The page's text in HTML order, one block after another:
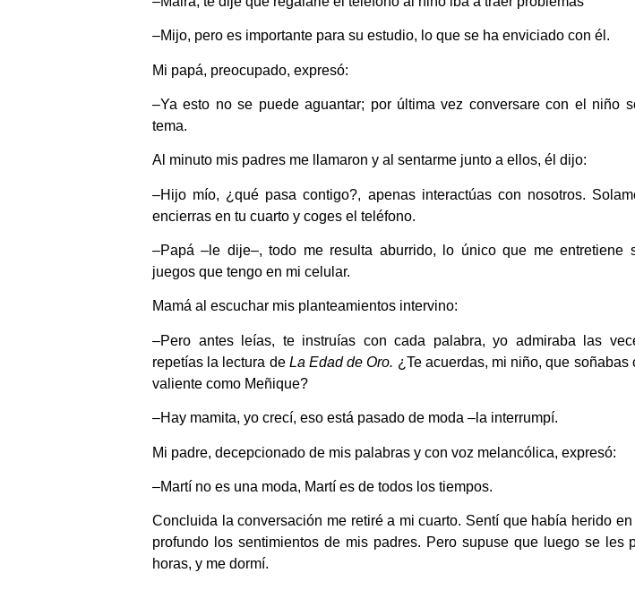
–Mijo, pero es importante para su estudio, lo que se ha enviciado con él.
Mi papá, preocupado, expresó:
–Ya esto no se puede aguantar; por última vez conversare con el niño
tema.
Al minuto mis padres me llamaron y al sentarme junto a ellos, él dijo:
–Hijo mío, ¿qué pasa contigo?, apenas interactúas con nosotros.
encierras en tu cuarto y coges el teléfono.
–Papá –le dije–, todo me resulta aburrido, lo único que me entretiene
juegos que tengo en mi celular.
Mamá al escuchar mis planteamientos intervino:
–Pero antes leías, te instruías con cada palabra, yo admiraba las
repetías la lectura de La Edad de Oro. ¿Te acuerdas, mi niño, que soñabas
valiente como Meñique?
–Hay mamita, yo crecí, eso está pasado de moda –la interrumpí.
Mi padre, decepcionado de mis palabras y con voz melancólica, expresó:
–Martí no es una moda, Martí es de todos los tiempos.
Concluida la conversación me retiré a mi cuarto. Sentí que había herido
profundo los sentimientos de mis padres. Pero supuse que luego se
horas, y me dormí.